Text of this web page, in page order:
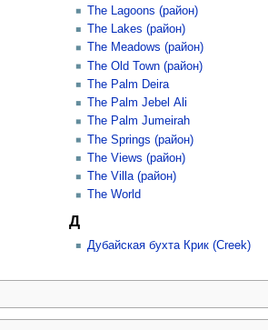
The Lagoons (район)
The Lakes (район)
The Meadows (район)
The Old Town (район)
The Palm Deira
The Palm Jebel Ali
The Palm Jumeirah
The Springs (район)
The Views (район)
The Villa (район)
The World
Д
Дубайская бухта Крик (Creek)